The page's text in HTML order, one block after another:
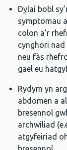
Dylai bobl
symptomau
colon a’r
cynghori
neu fàs
gael eu
Rydym yn
abdomen a
bresennol
archwiliad
atgyfeiriad